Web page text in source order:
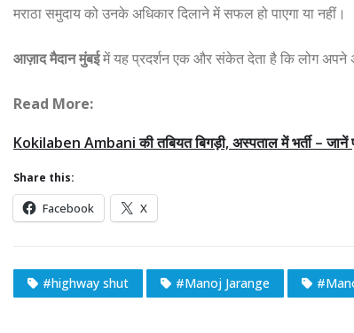
मराठा समुदाय को उनके अधिकार दिलाने में सफल हो पाएगा या नहीं।
आज़ाद मैदान मुंबईमें यह प्रदर्शन एक और संकेत देता है कि लोग अपने
Read More:
Kokilaben Ambani की तबियत बिगड़ी, अस्पताल में भर्ती – जानें
Share this:
Facebook X
#highway shut #Manoj Jarange